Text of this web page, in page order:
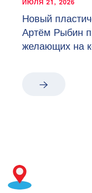
ИЮЛЯ 21, 2026
Новый
Артём Рыбин
желающих на